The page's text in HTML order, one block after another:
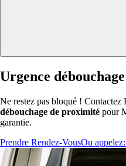
Urgence
Ne restez pas bloqué ! Contactez
débouchage de proximité pour
garantie.
Prendre Rendez-VousOu